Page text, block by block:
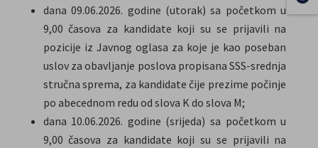
dana 09.06.2026. godine (utorak) sa početkom u
9,00 časova za kandidate koji su se prijavili na
pozicije iz Javnog oglasa za koje je kao poseban
uslov za obavljanje poslova propisana SSS-srednja
stručna sprema, za kandidate čije prezime počinje
po abecednom redu od slova K do slova M;
dana 10.06.2026. godine (srijeda) sa početkom u
9,00 časova za kandidate koji su se prijavili na